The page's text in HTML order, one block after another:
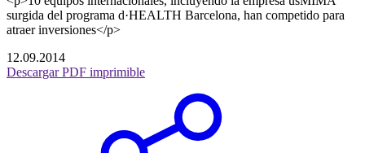
surgida del programa d·HEALTH Barcelona, han competido para
atraer inversiones</p>
12.09.2014
Descargar PDF imprimible